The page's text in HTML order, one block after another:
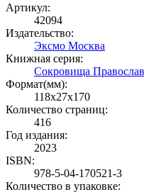
Артикул:
42094
Издательство:
Эксмо Москва
Книжная серия:
Сокровища
Формат(мм):
118x27x170
Количество страниц:
416
Год издания:
2023
ISBN:
978-5-04-170521-3
Количество в упаковке: